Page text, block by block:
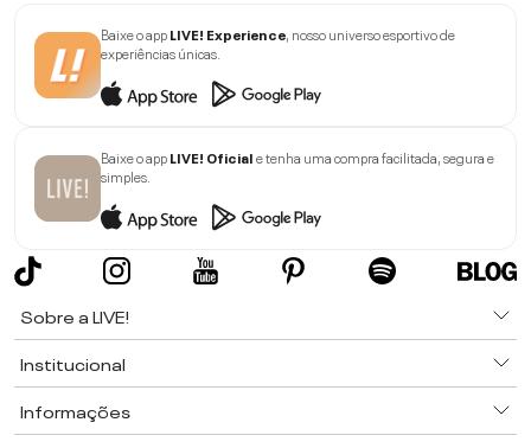
Baixe o appLIVE! Experience , nosso universo esportivo de
experiências únicas.
Baixe o appLIVE! Oficiale tenha uma compra facilitada, segura e
simples.
Sobre a LIVE!
Institucional
Informações